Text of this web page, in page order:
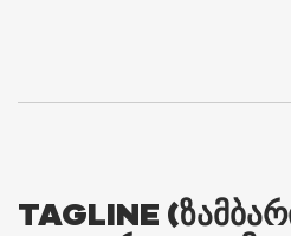
TAGLINE